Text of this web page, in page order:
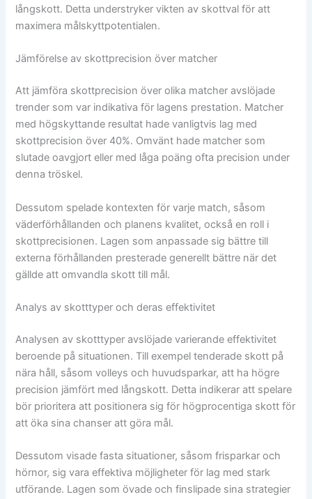
långskott. Detta understryker vikten av skottval för att
maximera målskyttpotentialen.
Jämförelse av skottprecision över matcher
Att jämföra skottprecision över olika matcher avslöjade
trender som var indikativa för lagens prestation. Matcher
med högskyttande resultat hade vanligtvis lag med
skottprecision över 40%. Omvänt hade matcher som
slutade oavgjort eller med låga poäng ofta precision under
denna tröskel.
Dessutom spelade kontexten för varje match, såsom
väderförhållanden och planens kvalitet, också en roll i
skottprecisionen. Lagen som anpassade sig bättre till
externa förhållanden presterade generellt bättre när det
gällde att omvandla skott till mål.
Analys av skotttyper och deras effektivitet
Analysen av skotttyper avslöjade varierande effektivitet
beroende på situationen. Till exempel tenderade skott på
nära håll, såsom volleys och huvudsparkar, att ha högre
precision jämfört med långskott. Detta indikerar att spelare
bör prioritera att positionera sig för högprocentiga skott för
att öka sina chanser att göra mål.
Dessutom visade fasta situationer, såsom frisparkar och
hörnor, sig vara effektiva möjligheter för lag med stark
utförande. Lagen som övade och finslipade sina strategier